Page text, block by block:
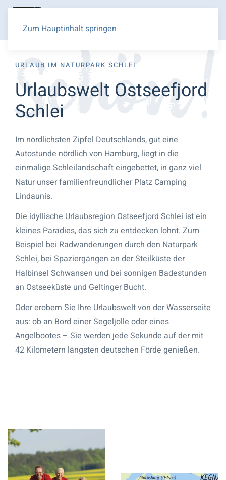
Zum Hauptinhalt springen
URLAUB IM NATURPARK SCHLEI
Urlaubswelt Ostseefjord
Schlei
Im nördlichsten Zipfel Deutschlands, gut eine
Autostunde nördlich von Hamburg, liegt in die
einmalige Schleilandschaft eingebettet, in ganz viel
Natur unser familienfreundlicher Platz Camping
Lindaunis.
Die idyllische Urlaubsregion Ostseefjord Schlei ist ein
kleines Paradies, das sich zu entdecken lohnt. Zum
Beispiel bei Radwanderungen durch den Naturpark
Schlei, bei Spaziergängen an der Steilküste der
Halbinsel Schwansen und bei sonnigen Badestunden
an Ostseeküste und Geltinger Bucht.
Oder erobern Sie Ihre Urlaubswelt von der Wasserseite
aus: ob an Bord einer Segeljolle oder eines
Angelbootes – Sie werden jede Sekunde auf der mit
42 Kilometern längsten deutschen Förde genießen.